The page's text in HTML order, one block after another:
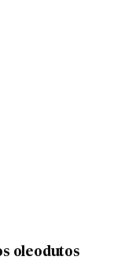
oleodutos